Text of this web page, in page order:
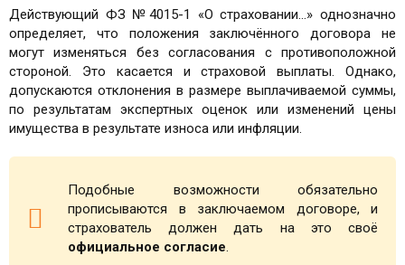
Действующий ФЗ №4015-1 «О страховании…» однозначно
определяет, что положения заключённого договора не
могут изменяться без согласования с противоположной
стороной. Это касается и страховой выплаты. Однако,
допускаются отклонения в размере выплачиваемой суммы,
по результатам экспертных оценок или изменений цены
имущества в результате износа или инфляции.
Подобные возможности обязательно
прописываются в заключаемом договоре, и
страхователь должен дать на это своё
официальное согласие.